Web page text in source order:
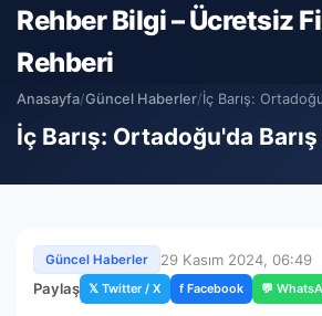
Rehber Bilgi – Ücretsiz
Rehberi
Anasayfa/Güncel Haberler/İç Barış:
İç Barış: Ortadoğu'da
Güncel Haberler
29 Kasım 2024, 06:49
Paylaş 𝕏 Twitter / X f Facebook 💬